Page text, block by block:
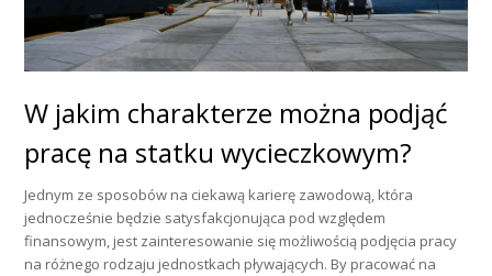
W jakim charakterze można podjąć
pracę na statku wycieczkowym?
Jednym ze sposobów na ciekawą karierę zawodową, która
jednocześnie będzie satysfakcjonująca pod względem
finansowym, jest zainteresowanie się możliwością podjęcia pracy
na różnego rodzaju jednostkach pływających. By pracować na